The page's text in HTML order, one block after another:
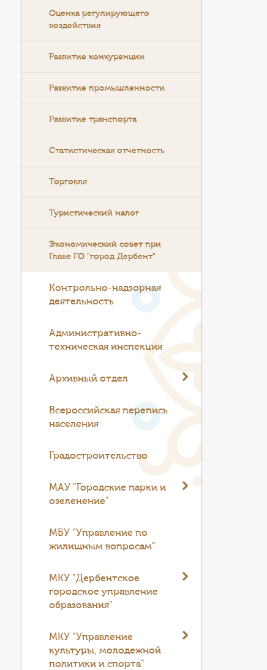
Оценка регулирующего
воздействия
Развитие конкуренции
Развитие промышленности
Развитие транспорта
Статистическая отчетность
Торговля
Туристический налог
Экономический совет при
Главе ГО "город Дербент"
Контрольно-надзорная
деятельность
Административно-
техническая инспекция
Архивный отдел
Всероссийская перепись
населения
Градостроительство
МАУ "Городские парки и
озеленение"
МБУ "Управление по
жилищным вопросам"
МКУ "Дербентское
городское управление
образования"
МКУ "Управление
культуры, молодежной
политики и спорта"